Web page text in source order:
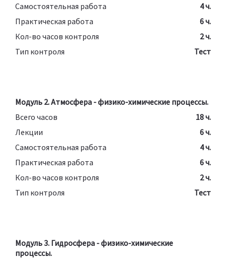
Самостоятельная работа
4 ч.
Практическая работа
6 ч.
Кол-во часов контроля
2 ч.
Тип контроля
Тест
Модуль 2. Атмосфера - физико-химические процессы.
Всего часов
18 ч.
Лекции
6 ч.
Самостоятельная работа
4 ч.
Практическая работа
6 ч.
Кол-во часов контроля
2 ч.
Тип контроля
Тест
Модуль 3. Гидросфера - физико-химические
процессы.